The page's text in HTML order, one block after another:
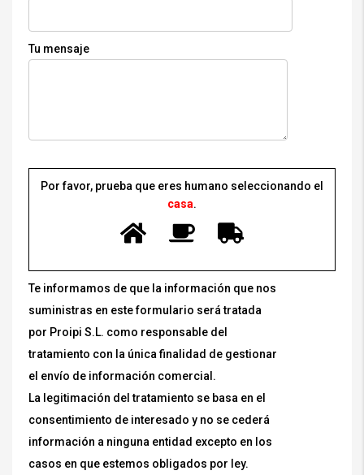
Tu mensaje
Por favor, prueba que eres humano seleccionando el
casa.
Te informamos de que la información que nos
suministras en este formulario será tratada
por Proipi S.L. como responsable del
tratamiento con la única finalidad de gestionar
el envío de información comercial.
La legitimación del tratamiento se basa en el
consentimiento de interesado y no se cederá
información a ninguna entidad excepto en los
casos en que estemos obligados por ley.